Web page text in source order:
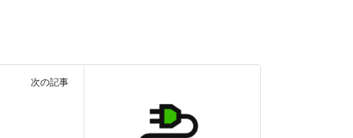
次の記事